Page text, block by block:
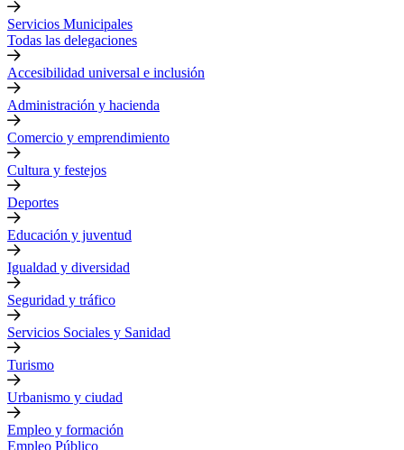
Servicios Municipales
Todas las delegaciones
Accesibilidad universal e inclusión
Administración y hacienda
Comercio y emprendimiento
Cultura y festejos
Deportes
Educación y juventud
Igualdad y diversidad
Seguridad y tráfico
Servicios Sociales y Sanidad
Turismo
Urbanismo y ciudad
Empleo y formación
Empleo Público